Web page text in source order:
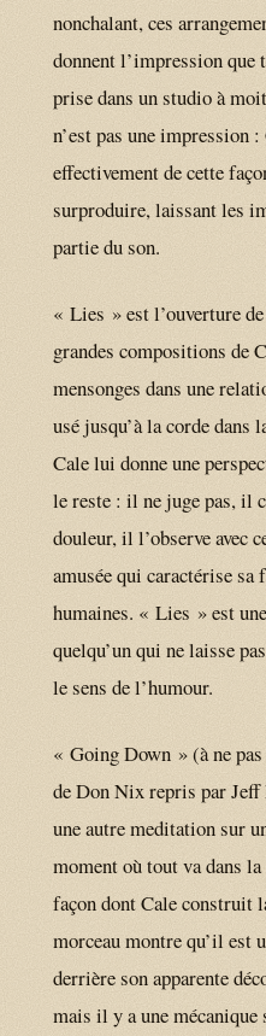
nonchalant, ces
donnent l’impression que
prise dans un studio à
n’est pas une impression
effectivement de cette
surproduire, laissant les
partie du son.
« Lies » est l’ouverture
grandes compositions de
mensonges dans une
usé jusqu’à la corde dans
Cale lui donne une
le reste : il ne juge pas, il
douleur, il l’observe avec
amusée qui caractérise sa
humaines. « Lies » est
quelqu’un qui ne laisse
le sens de l’humour.
« Going Down » (à ne
de Don Nix repris par Jeff
une autre meditation sur
moment où tout va dans
façon dont Cale construit
morceau montre qu’il est
derrière son apparente
mais il y a une mécanique